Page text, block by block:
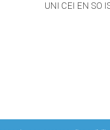
UNI CEI EN SO